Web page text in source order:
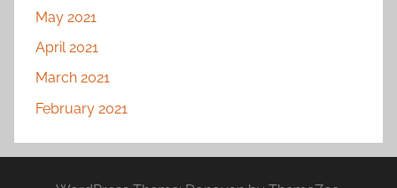
May 2021
April 2021
March 2021
February 2021